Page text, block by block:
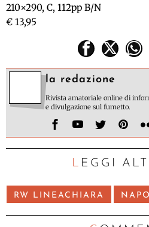
210×290, C, 112pp B/N
€ 13,95
la redazione
Rivista amatoriale online di
e divulgazione sul fumetto.
LEGGI
RW LINEACHIARA